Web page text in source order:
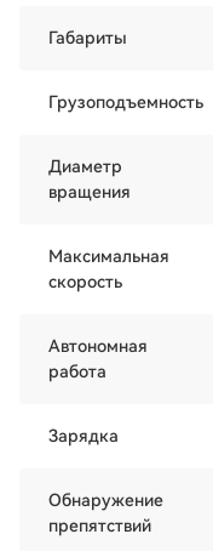
Габариты
Грузоподъемность
Диаметр
вращения
Максимальная
скорость
Автономная
работа
Зарядка
Обнаружение
препятствий